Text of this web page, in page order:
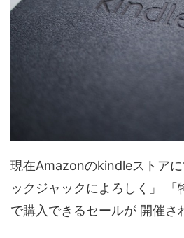
現在Amazonのkindleストア
ックジャックによろしく」 「
で購入できるセールが 開催さ